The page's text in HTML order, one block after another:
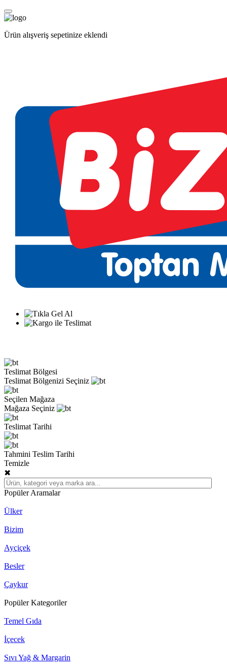
Ürün alışveriş sepetinize eklendi
Teslimat Bölgesi
Teslimat Bölgenizi Seçiniz
Seçilen Mağaza
Mağaza Seçiniz
Teslimat Tarihi
Tahmini Teslim Tarihi
Temizle
✖
Popüler Aramalar
Ülker
Bizim
Ayçiçek
Besler
Çaykur
Popüler Kategoriler
Temel Gıda
İçecek
Sıvı Yağ & Margarin